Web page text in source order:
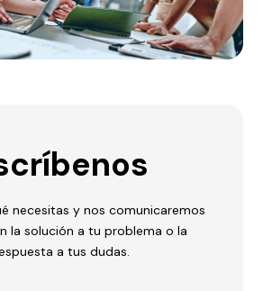
necesitas y nos comunicaremos
la solución a tu problema o la
a tus dudas.